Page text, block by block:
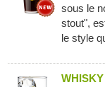
sous le
stout",
le style